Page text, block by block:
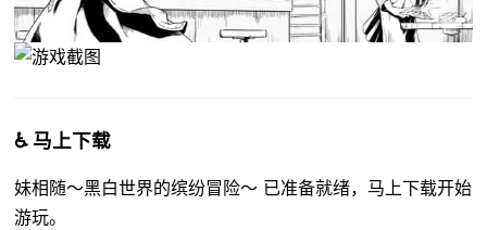
♿ 马上下载
妹相随～黑白世界的缤纷冒险～ 已准备就绪，马上下载开始
游玩。